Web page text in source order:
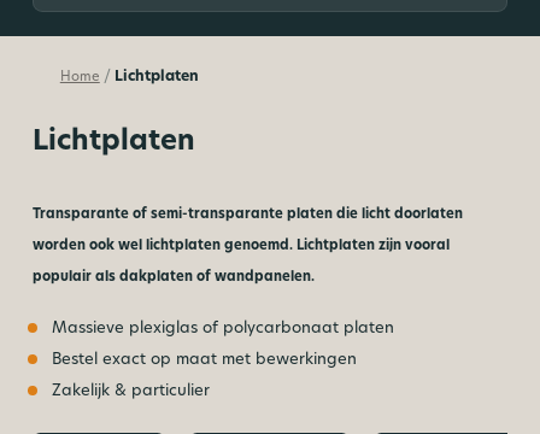
Home / Lichtplaten
Lichtplaten
Transparante of semi-transparante platen die licht doorlaten
worden ook wel lichtplaten genoemd. Lichtplaten zijn vooral
populair als dakplaten of wandpanelen.
Massieve plexiglas of polycarbonaat platen
Bestel exact op maat met bewerkingen
Zakelijk & particulier